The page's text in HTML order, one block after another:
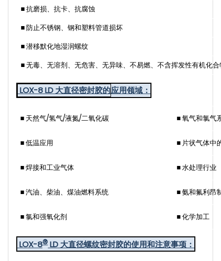
■ 抗磨损、抗卡、抗腐蚀
■ 防止不锈钢、钢和塑料管道损坏
■ 潜移默化地湿润螺纹
■ 无毒、无溶剂、无危害、无异味、不易燃、不含挥发性有机化
LOX-8 LD 大直径密封胶的应用领域：
■ 天然气/氢气/液氮/二氧化碳 ■氧气和氯气
■低温应用 ■ 片状气体中
■焊接和工业气体 ■水处理行业
■汽油、柴油、煤油燃料系统 ■氨和氟利昂
■氯和强氧化剂 ■ 化学加工
LOX-8® LD 大直径螺纹密封胶的使用和注意事项：